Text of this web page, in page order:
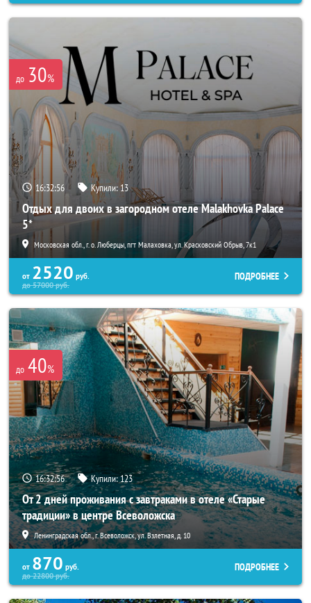
до 30%
16:32:55 Купили: 13
Отдых для двоих в загородном отеле Malakhovka Palace
5*
Московская обл., г. о. Люберцы, пгт Малаховка, ул. Красковский Обрыв, 7к1
от 2520 руб.
до57000руб.
ПОДРОБНЕЕ
до 40%
16:32:55 Купили:123
От 2 дней проживания с завтраками в отеле «Старые
традиции» в центре Всеволожска
Ленинградская обл., г. Всеволожск, ул. Взлетная, д. 10
от 870 руб.
до22800руб.
ПОДРОБНЕЕ